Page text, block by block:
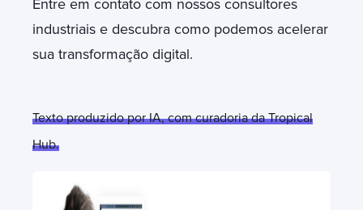
Entre em contato com nossos consultores
industriais e descubra como podemos acelerar
sua transformação digital.
Texto produzido por IA, com curadoria da Tropical
Hub.